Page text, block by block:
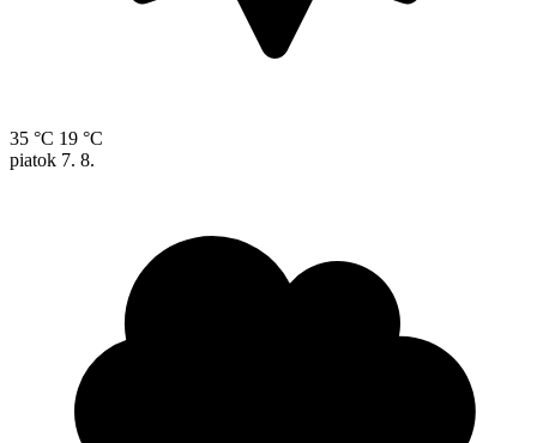
35 °C 19 °C
piatok 7. 8.